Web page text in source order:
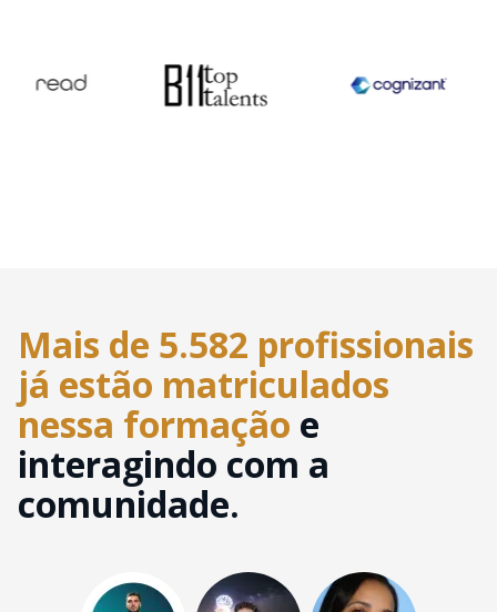
Mais de 5.582 profissionais
já estão matriculados
nessa formação e
interagindo com a
comunidade.